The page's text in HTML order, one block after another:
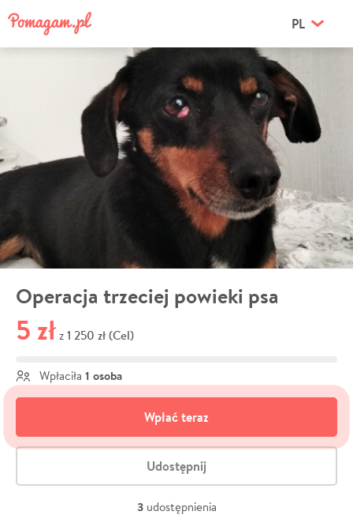
PL
Operacja trzeciej powieki psa
5 zł z 1 250 zł (Cel)
Wpłaciła 1 osoba
Wpłać teraz
Udostępnij
3 udostępnienia